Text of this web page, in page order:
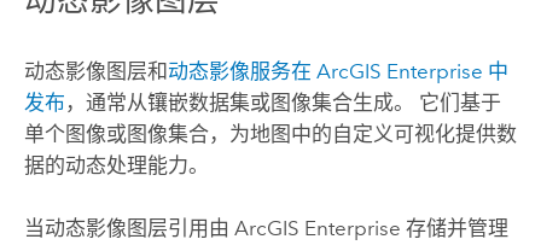
动态影像图层和动态影像服务在 ArcGIS Enterprise 中
发布 ，通常从镶嵌数据集或图像集合生成。 它们基于
单个图像或图像集合，为地图中的自定义可视化提供数
据的动态处理能力。
当动态影像图层引用由 ArcGIS Enterprise 存储并管理